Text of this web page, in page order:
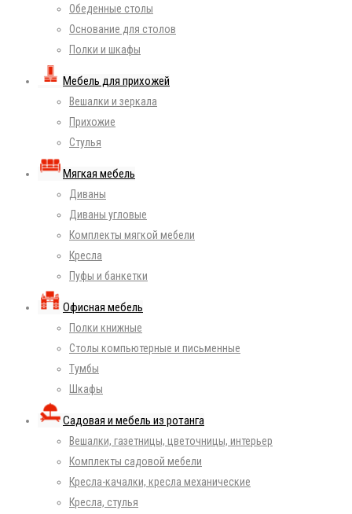
Обеденные столы
Основание для столов
Полки и шкафы
Мебель для прихожей
Вешалки и зеркала
Прихожие
Стулья
Мягкая мебель
Диваны
Диваны угловые
Комплекты мягкой мебели
Кресла
Пуфы и банкетки
Офисная мебель
Полки книжные
Столы компьютерные и письменные
Тумбы
Шкафы
Садовая и мебель из ротанга
Вешалки, газетницы, цветочницы, интерьер
Комплекты садовой мебели
Кресла-качалки, кресла механические
Кресла, стулья